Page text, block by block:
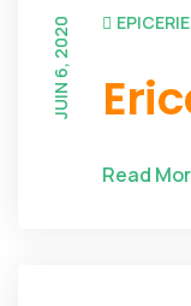
JUIN 6, 2020
Read